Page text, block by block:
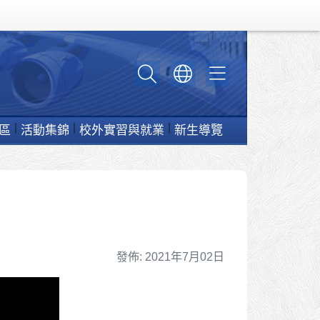
活動集錦 校外實習與就業 新生導覽
發佈: 2021年7月02日